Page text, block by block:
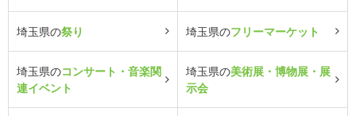
埼玉県の祭り 埼玉県のフリーマーケット
埼玉県のコンサート・音楽関
連イベント
埼玉県の美術展・博物展・展
示会